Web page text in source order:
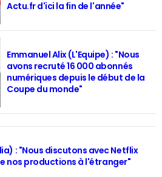
Actu.fr d'ici la fin de l'année"
Emmanuel Alix (L'Equipe) : "Nous
avons recruté 16 000 abonnés
numériques depuis le début de la
Coupe du monde"
: "Nous discutons avec Netflix
nos productions à l'étranger"